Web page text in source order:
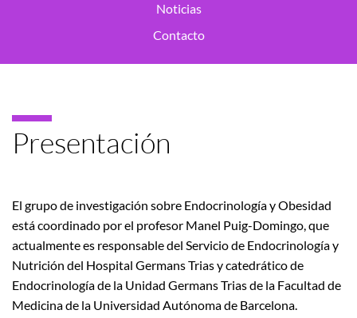
Noticias
Contacto
Presentación
El grupo de investigación sobre Endocrinología y Obesidad
está coordinado por el profesor Manel Puig-Domingo, que
actualmente es responsable del Servicio de Endocrinología y
Nutrición del Hospital Germans Trias y catedrático de
Endocrinología de la Unidad Germans Trias de la Facultad de
Medicina de la Universidad Autónoma de Barcelona.